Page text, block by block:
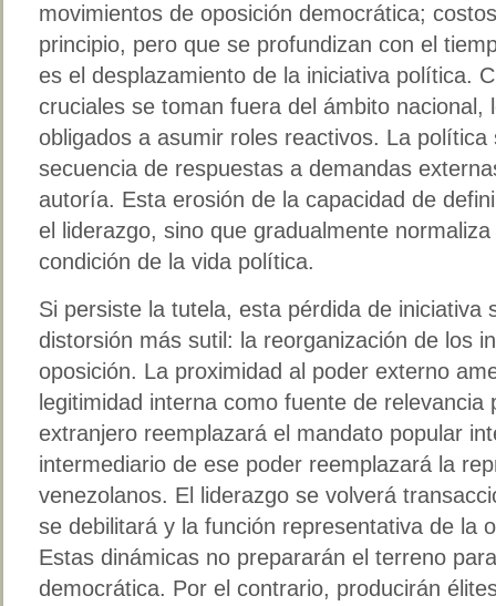
movimientos de oposición democrática;
principio, pero que se profundizan con el
es el desplazamiento de la iniciativa política.
cruciales se toman fuera del ámbito nacional,
obligados a asumir roles reactivos. La
secuencia de respuestas a demandas
autoría. Esta erosión de la capacidad de
el liderazgo, sino que gradualmente
condición de la vida política.
Si persiste la tutela, esta pérdida de iniciativa
distorsión más sutil: la reorganización de los
oposición. La proximidad al poder externo
legitimidad interna como fuente de
extranjero reemplazará el mandato popular
intermediario de ese poder reemplazará la
venezolanos. El liderazgo se volverá
se debilitará y la función representativa de la
Estas dinámicas no prepararán el terreno
democrática. Por el contrario, producirán